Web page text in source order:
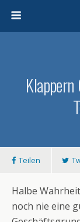
Teilen
Halbe
noch nie eine